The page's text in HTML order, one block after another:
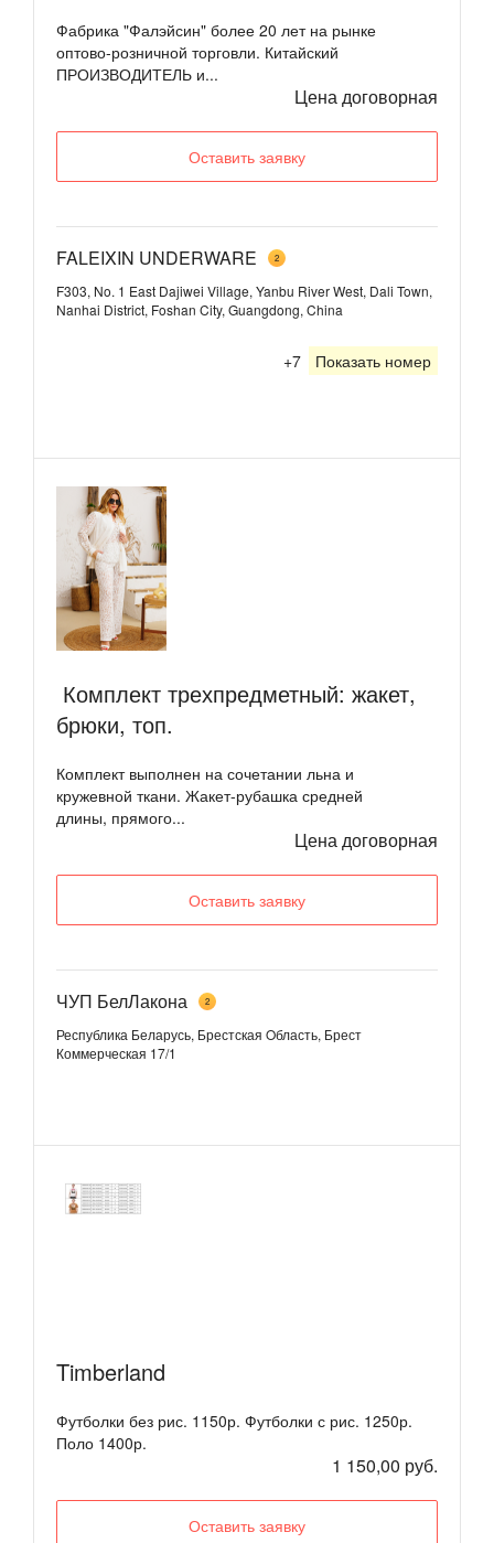
Фабрика "Фалэйсин" более 20 лет на рынке
оптово-розничной торговли. Китайский
ПРОИЗВОДИТЕЛЬ и...
Цена договорная
Оставить заявку
FALEIXIN UNDERWARE 2
F303, No. 1 East Dajiwei Village, Yanbu River West, Dali Town,
Nanhai District, Foshan City, Guangdong, China
+7 Показать номер
​ Комплект трехпредметный: жакет,
брюки, топ.
Комплект выполнен на сочетании льна и
кружевной ткани. Жакет-рубашка средней
длины, прямого...
Цена договорная
Оставить заявку
ЧУП БелЛакона 2
Республика Беларусь, Брестская Oбласть, Брест
Коммерческая 17/1
Timberland
Футболки без рис. 1150р. Футболки с рис. 1250р.
Поло 1400р.
1 150,00 руб.
Оставить заявку